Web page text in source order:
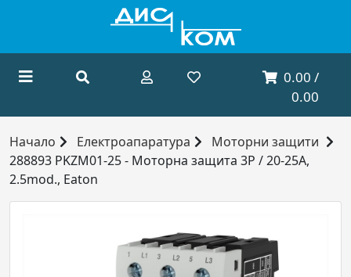
0.00 /
0.00
Начало Електроапаратура
Моторни защити
288893 PKZM01-25 - Моторна защита 3P / 20-25A,
2.5mod., Eaton